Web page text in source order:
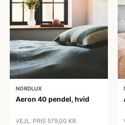
NORDLUX
Aeron 40 pendel, hvid
VEJL. PRIS 579,00 KR